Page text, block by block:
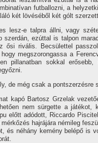
futballozni, a
két lövéséből két gólt
lesz-e talpra állni, vagy
szerdán, ezúttal is talpon
ősi rivális. Becsülettel
megszorongassa a
pillanatban sokkal
de még csak a pontszerzésre
kapó Bartosz Grzelak
nem sürgette a játékot,
előtt adódott, Riccardo
hajrájára némileg
és néhány kemény belépő is